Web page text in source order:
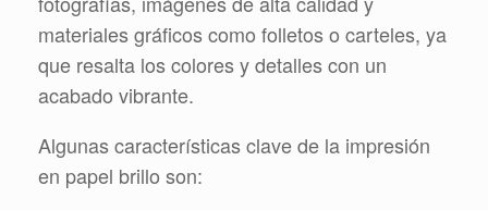
materiales gráficos como folletos o carteles, ya
que resalta los colores y detalles con un
acabado vibrante.
Algunas características clave de la impresión
en papel brillo son: